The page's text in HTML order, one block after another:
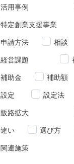
活用事例
特定創業支援事業
申請方法 相談
経営課題
補助金 補助額
設定 設定法
販路拡大
違い 選び方
関連施策